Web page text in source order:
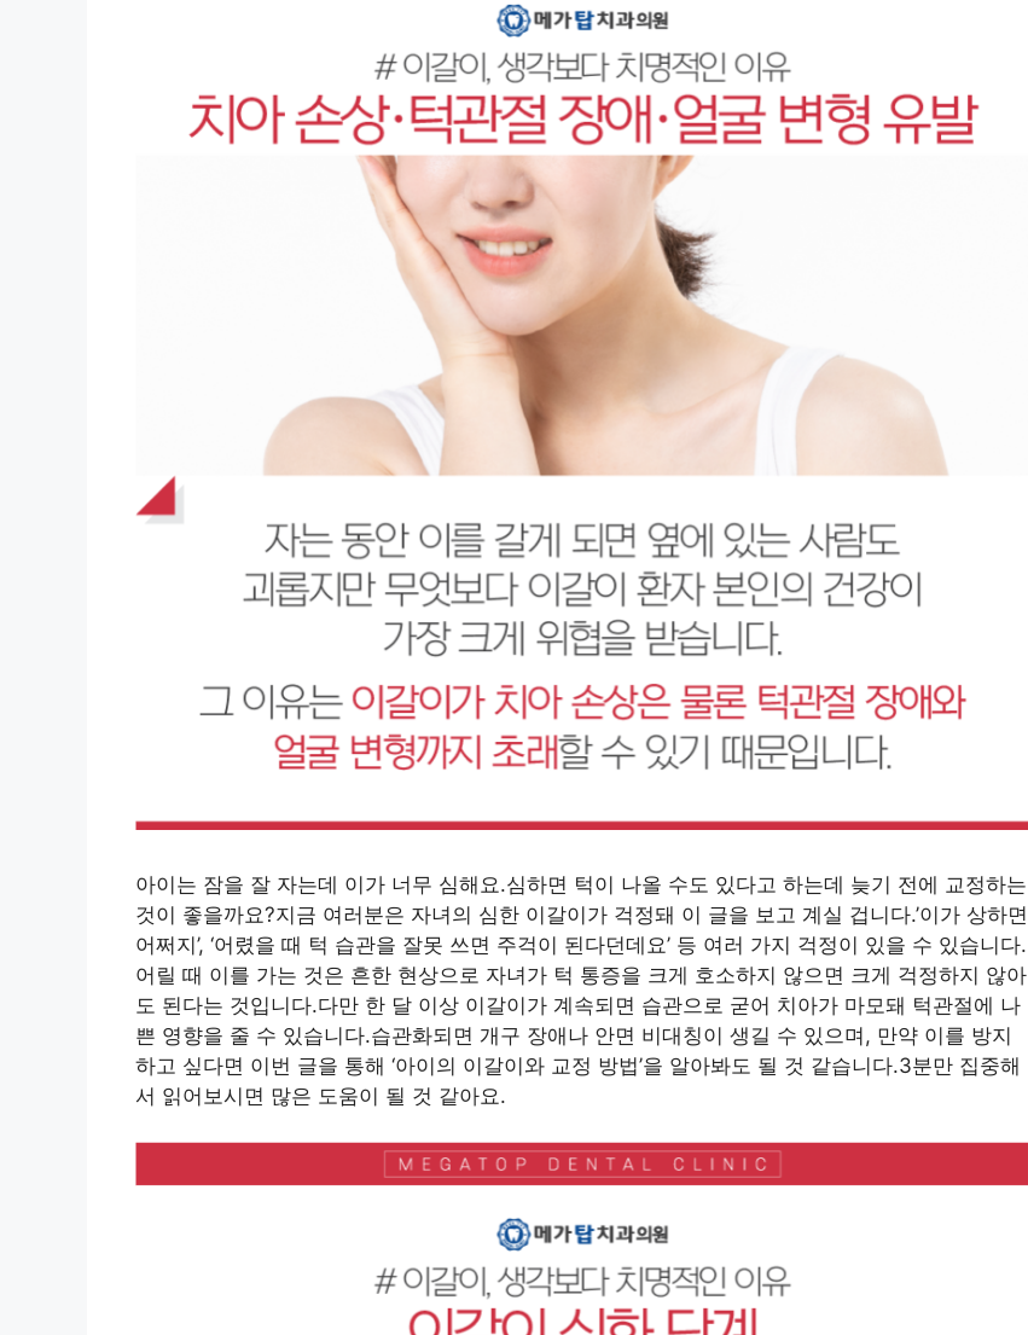
아이는 잠을 잘 자는데 이가 너무 심해요.심하면 턱이 나올 수도 있다고 하는데 늦기 전에 교정하는
것이 좋을까요?지금 여러분은 자녀의 심한 이갈이가 걱정돼 이 글을 보고 계실 겁니다.’이가 상하면
어쩌지’, ‘어렸을 때 턱 습관을 잘못 쓰면 주걱이 된다던데요’ 등 여러 가지 걱정이 있을 수 있습니다.
어릴 때 이를 가는 것은 흔한 현상으로 자녀가 턱 통증을 크게 호소하지 않으면 크게 걱정하지 않아
도 된다는 것입니다.다만 한 달 이상 이갈이가 계속되면 습관으로 굳어 치아가 마모돼 턱관절에 나
쁜 영향을 줄 수 있습니다.습관화되면 개구 장애나 안면 비대칭이 생길 수 있으며, 만약 이를 방지
하고 싶다면 이번 글을 통해 ‘아이의 이갈이와 교정 방법’을 알아봐도 될 것 같습니다.3분만 집중해
서 읽어보시면 많은 도움이 될 것 같아요.